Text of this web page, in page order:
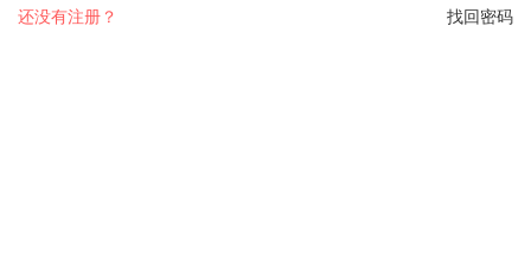
找回密码
还没有注册？